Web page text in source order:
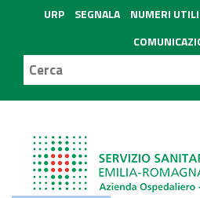
URP SEGNALA NUMERI UTILI